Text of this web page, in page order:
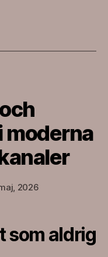
moderna
2026
som aldrig